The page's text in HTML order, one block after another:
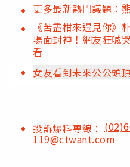
更多最新熱門議題：
《苦盡柑來遇見你》
場面封神！網友狂喊
看
女友看到未來公公頭
投訴爆料專線：
119@ctwant.com